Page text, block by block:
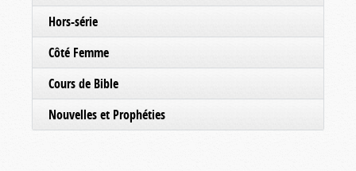
Hors-série
Côté Femme
Cours de Bible
Nouvelles et Prophéties